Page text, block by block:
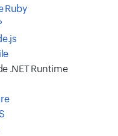
Ruby
.NET Runtime